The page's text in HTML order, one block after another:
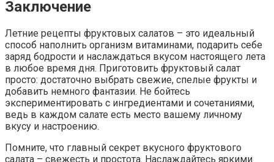
Заключение
Летние рецепты фруктовых салатов – это идеальный
способ наполнить организм витаминами, подарить себе
заряд бодрости и наслаждаться вкусом настоящего лета
в любое время дня. Приготовить фруктовый салат
просто: достаточно выбрать свежие, спелые фрукты и
добавить немного фантазии. Не бойтесь
экспериментировать с ингредиентами и сочетаниями,
ведь в каждом салате есть место вашему личному
вкусу и настроению.
Помните, что главный секрет вкусного фруктового
салата – свежесть и простота. Наслаждайтесь яркими